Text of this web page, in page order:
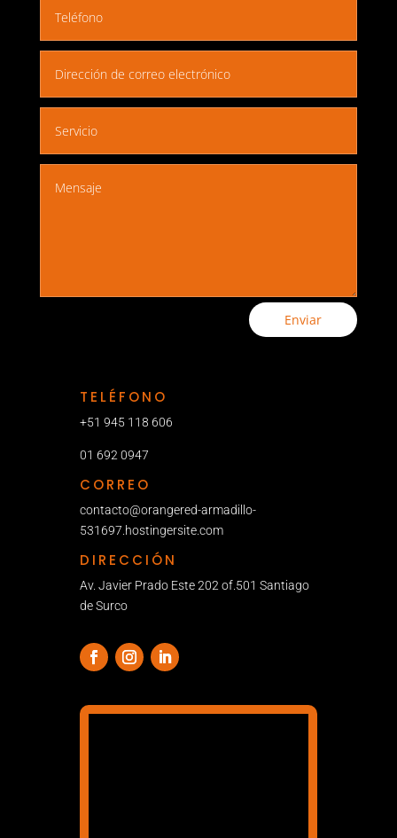
Enviar
TELÉFONO
+51 945 118 606
01 692 0947
CORREO
contacto@orangered-armadillo-
531697.hostingersite.com
DIRECCIÓN
Av. Javier Prado Este 202 of.501 Santiago
de Surco